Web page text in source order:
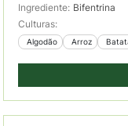
Ingrediente: Bifentrina
Culturas:
Algodão Arroz